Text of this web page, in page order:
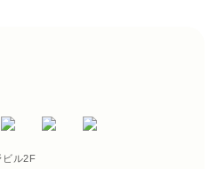
ビル2F